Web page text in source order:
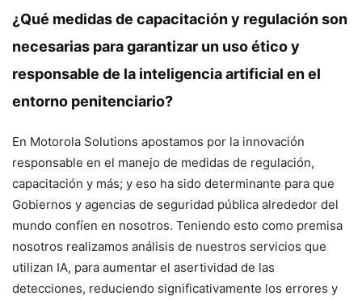
¿Qué medidas de capacitación y regulación son
necesarias para garantizar un uso ético y
responsable de la inteligencia artificial en el
entorno penitenciario?
En Motorola Solutions apostamos por la innovación
responsable en el manejo de medidas de regulación,
capacitación y más; y eso ha sido determinante para que
Gobiernos y agencias de seguridad pública alrededor del
mundo confíen en nosotros. Teniendo esto como premisa
nosotros realizamos análisis de nuestros servicios que
utilizan IA, para aumentar el asertividad de las
detecciones, reduciendo significativamente los errores y